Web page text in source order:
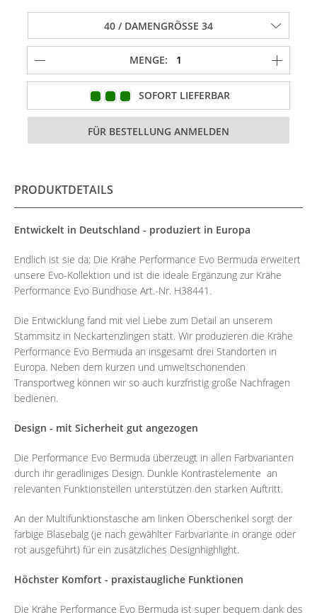
MENGE:
SOFORT LIEFERBAR
PRODUKTDETAILS
Entwickelt in Deutschland - produziert in Europa
Endlich ist sie da: Die Krähe Performance Evo Bermuda erweitert
unsere Evo-Kollektion und ist die ideale Ergänzung zur Krähe
Performance Evo Bundhose Art.-Nr. H38441.
Die Entwicklung fand mit viel Liebe zum Detail an unserem
Stammsitz in Neckartenzlingen statt. Wir produzieren die Krähe
Performance Evo Bermuda an insgesamt drei Standorten in
Europa. Neben dem kurzen und umweltschonenden
Transportweg können wir so auch kurzfristig große Nachfragen
bedienen.
Design - mit Sicherheit gut angezogen
Die Performance Evo Bermuda überzeugt in allen Farbvarianten
durch ihr geradliniges Design. Dunkle Kontrastelemente an
relevanten Funktionsteilen unterstützen den starken Auftritt.
An der Multifunktionstasche am linken Oberschenkel sorgt der
farbige Blasebalg (je nach gewählter Farbvariante in orange oder
rot ausgeführt) für ein zusätzliches Designhighlight.
Höchster Komfort - praxistaugliche Funktionen
Die Krähe Performance Evo Bermuda ist super bequem dank des